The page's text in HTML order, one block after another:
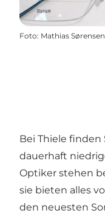
Foto: Mathias Sørensen
Bei Thiele finden
dauerhaft
Optiker stehen
sie bieten alles
den neuesten